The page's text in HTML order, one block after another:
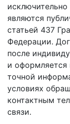
являются
статьей 437
Федерации.
после
и оформляется
точной
условиях
контактным
связи.